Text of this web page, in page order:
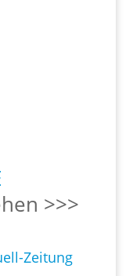
>>>
Zeitung